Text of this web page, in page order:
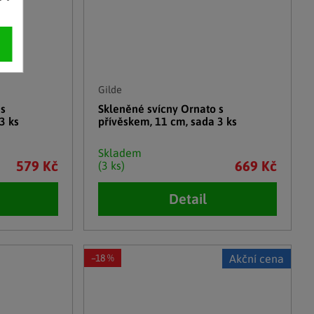
ks
579 Kč
Gilde
Skleněné svícny Ornato s
přívěskem, 11 cm, sada 3 ks
Skladem
(3 ks)
669 Kč
Detail
Akční cena
–18 %